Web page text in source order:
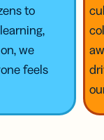
to
we
feels